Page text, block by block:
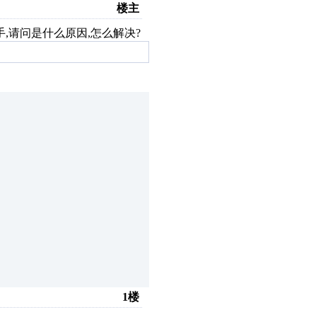
楼主
,请问是什么原因,怎么解决?
1楼